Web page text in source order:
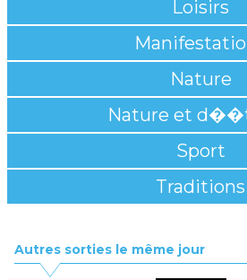
Loisirs
Nature
Nature et
Sport
Traditions
Autres sorties le même jour